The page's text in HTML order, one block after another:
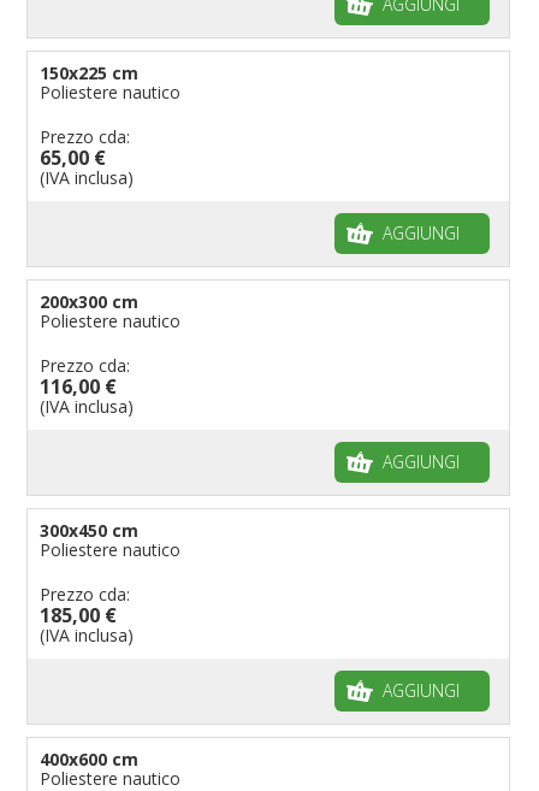
150x225 cm
Poliestere nautico
Prezzo cda:
65,00 €
(IVA inclusa)
AGGIUNGI
200x300 cm
Poliestere nautico
Prezzo cda:
116,00 €
(IVA inclusa)
AGGIUNGI
300x450 cm
Poliestere nautico
Prezzo cda:
185,00 €
(IVA inclusa)
AGGIUNGI
400x600 cm
Poliestere nautico